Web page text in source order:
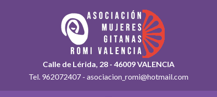
Calle de Lérida, 28 - 46009 VALENCIA
Tel. 962072407 - asociacion_romi@hotmail.com